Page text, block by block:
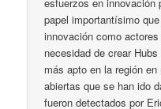
papel importantísimo
innovación como
necesidad de crear
más apto en la región
abiertas que se han ido
fueron detectados por